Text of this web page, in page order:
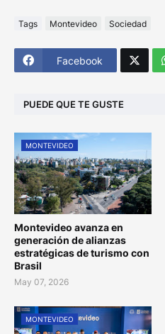
Tags Montevideo Sociedad
Facebook
PUEDE QUE TE GUSTE
MONTEVIDEO
Montevideo avanza en
generación de alianzas
estratégicas de turismo con
Brasil
May 07, 2026
MONTEVIDEO